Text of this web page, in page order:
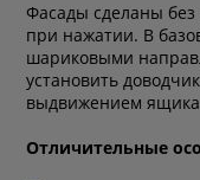
Фасады сделаны
при нажатии. В
шариковыми
установить
выдвижением
Отличительные